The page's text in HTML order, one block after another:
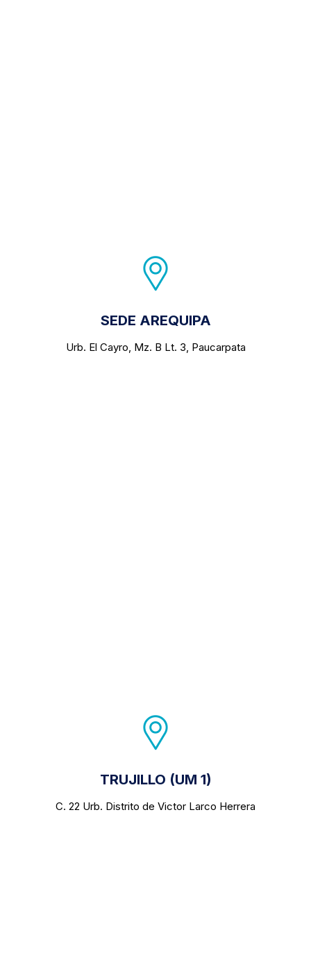
SEDE AREQUIPA
Urb. El Cayro, Mz. B Lt. 3, Paucarpata
TRUJILLO (UM 1)
C. 22 Urb. Distrito de Victor Larco Herrera